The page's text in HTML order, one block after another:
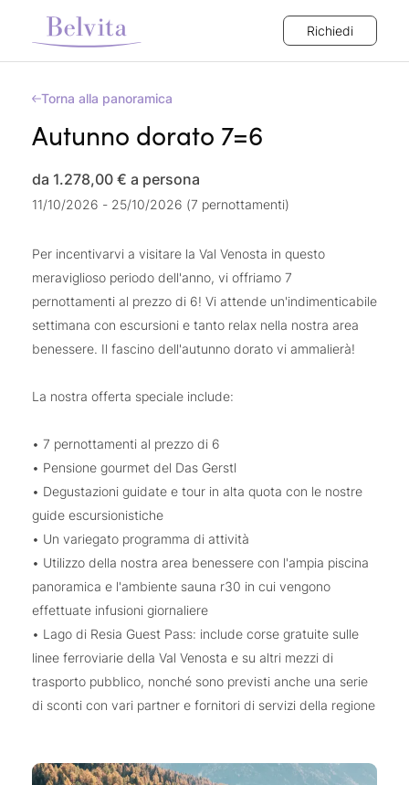
Richiedi
Torna alla panoramica
Autunno dorato 7=6
da 1.278,00 € a persona
11/10/2026 - 25/10/2026 (7 pernottamenti)
Per incentivarvi a visitare la Val Venosta in questo
meraviglioso periodo dell'anno, vi offriamo 7
pernottamenti al prezzo di 6! Vi attende un'indimenticabile
settimana con escursioni e tanto relax nella nostra area
benessere. Il fascino dell'autunno dorato vi ammalierà!
La nostra offerta speciale include:
• 7 pernottamenti al prezzo di 6
• Pensione gourmet del Das Gerstl
• Degustazioni guidate e tour in alta quota con le nostre
guide escursionistiche
• Un variegato programma di attività
• Utilizzo della nostra area benessere con l'ampia piscina
panoramica e l'ambiente sauna r30 in cui vengono
effettuate infusioni giornaliere
• Lago di Resia Guest Pass: include corse gratuite sulle
linee ferroviarie della Val Venosta e su altri mezzi di
trasporto pubblico, nonché sono previsti anche una serie
di sconti con vari partner e fornitori di servizi della regione